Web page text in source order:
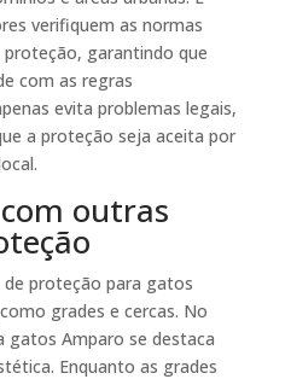
verifiquem as normas
garantindo que
com as regras
evita problemas legais,
a proteção seja aceita por
outras
de proteção para gatos
grades e cercas. No
Amparo se destaca
Enquanto as grades